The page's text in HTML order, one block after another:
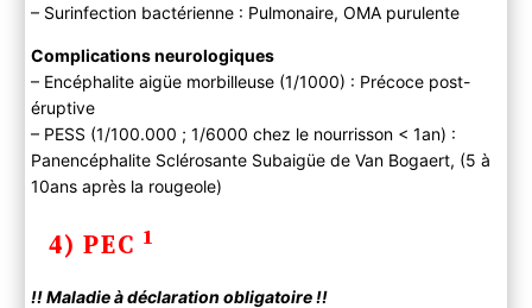
– Surinfection bactérienne : Pulmonaire, OMA purulente
Complications neurologiques
– Encéphalite aigüe morbilleuse (1/1000) : Précoce post-
éruptive
– PESS (1/100.000 ; 1/6000 chez le nourrisson < 1an) :
Panencéphalite Sclérosante Subaigüe de Van Bogaert, (5 à
10ans après la rougeole)
4) PEC 1
!! Maladie à déclaration obligatoire !!